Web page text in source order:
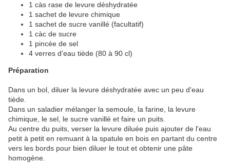
1 càs rase de levure déshydratée
1 sachet de levure chimique
1 sachet de sucre vanillé (facultatif)
1 càc de sucre
1 pincée de sel
4 verres d'eau tiède (80 à 90 cl)
Préparation
Dans un bol, diluer la levure déshydratée avec un peu d'eau
tiède.
Dans un saladier mélanger la semoule, la farine, la levure
chimique, le sel, le sucre vanillé et faire un puits.
Au centre du puits, verser la levure diluée puis ajouter de l'eau
petit à petit en remuant à la spatule en bois en partant du centre
vers les bords pour bien diluer le tout et obtenir une pâte
homogène.